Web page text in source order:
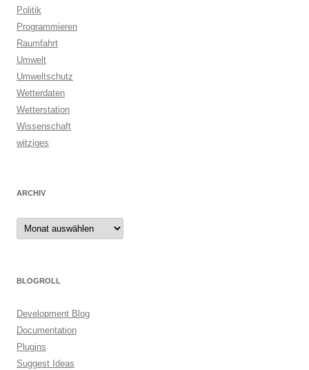
Politik
Programmieren
Raumfahrt
Umwelt
Umweltschutz
Wetterdaten
Wetterstation
Wissenschaft
witziges
ARCHIV
Archiv
BLOGROLL
Development Blog
Documentation
Plugins
Suggest Ideas